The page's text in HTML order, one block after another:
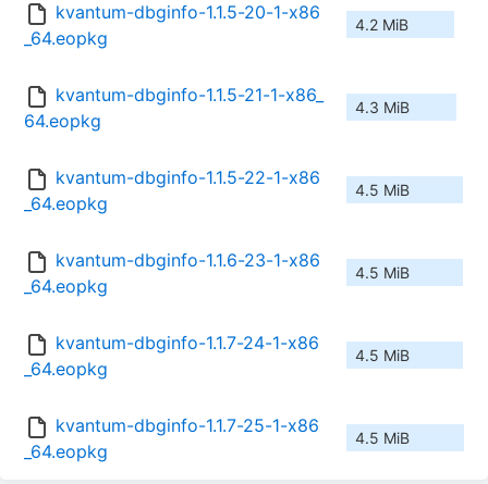
kvantum-dbginfo-1.1.5-20-1-x86
_64.eopkg
4.2 MiB
kvantum-dbginfo-1.1.5-21-1-x86_
64.eopkg
4.3 MiB
kvantum-dbginfo-1.1.5-22-1-x86
_64.eopkg
4.5 MiB
kvantum-dbginfo-1.1.6-23-1-x86
_64.eopkg
4.5 MiB
kvantum-dbginfo-1.1.7-24-1-x86
_64.eopkg
4.5 MiB
kvantum-dbginfo-1.1.7-25-1-x86
_64.eopkg
4.5 MiB